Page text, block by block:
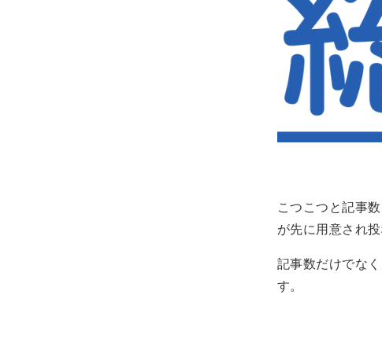
こつこつと記事
が先に用意され
記事数だけでな
す。